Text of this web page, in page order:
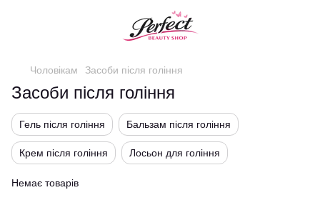
Чоловікам Засоби після гоління
Засоби після гоління
Гель після гоління Бальзам після гоління
Крем після гоління Лосьон для гоління
Немає товарів